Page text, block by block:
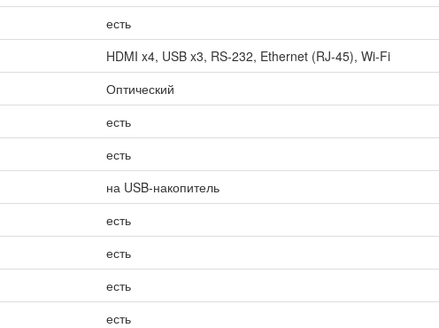
есть
HDMI x4, USB x3, RS-232, Ethernet (RJ-45), Wi-Fi
Оптический
есть
есть
на USB-накопитель
есть
есть
есть
есть